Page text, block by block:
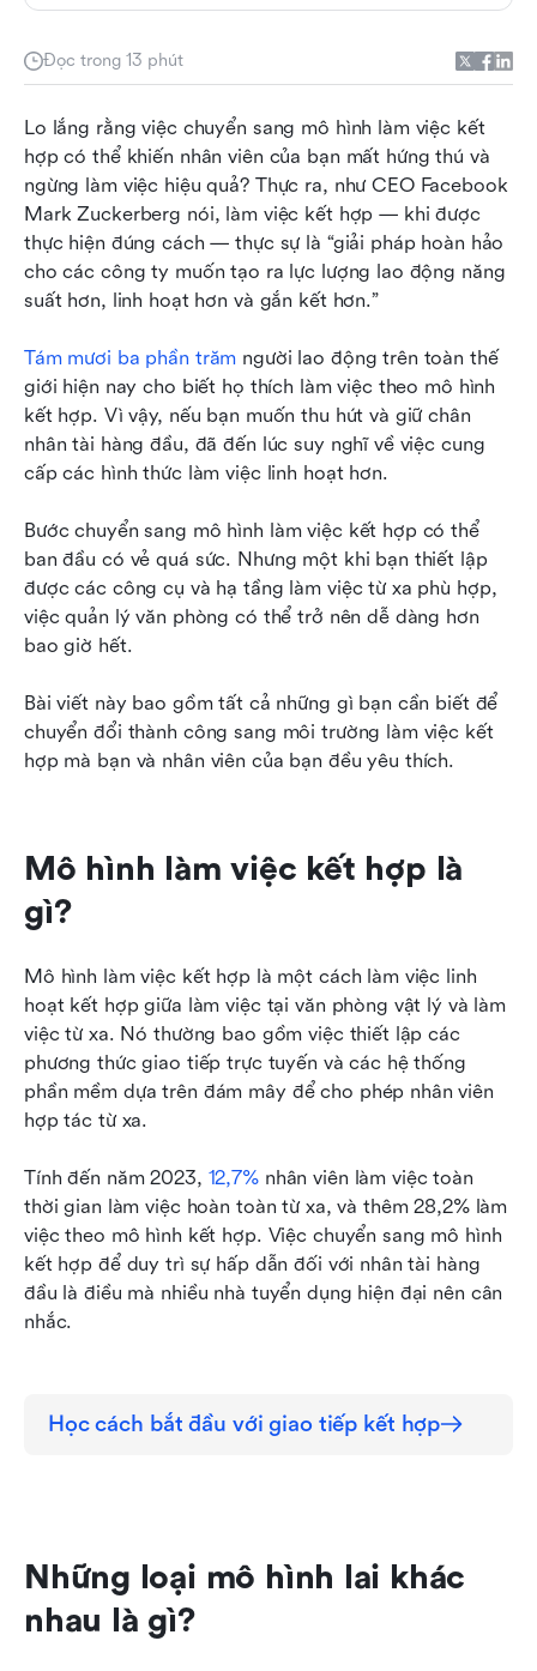
Đọc trong 13 phút
Lo lắng rằng việc chuyển sang mô hình làm việc kết
hợp có thể khiến nhân viên của bạn mất hứng thú và
ngừng làm việc hiệu quả? Thực ra, như CEO Facebook
Mark Zuckerberg nói, làm việc kết hợp — khi được
thực hiện đúng cách — thực sự là “giải pháp hoàn hảo
cho các công ty muốn tạo ra lực lượng lao động năng
suất hơn, linh hoạt hơn và gắn kết hơn.”
Tám mươi ba phần trăm người lao động trên toàn thế
giới hiện nay cho biết họ thích làm việc theo mô hình
kết hợp. Vì vậy, nếu bạn muốn thu hút và giữ chân
nhân tài hàng đầu, đã đến lúc suy nghĩ về việc cung
cấp các hình thức làm việc linh hoạt hơn.
Bước chuyển sang mô hình làm việc kết hợp có thể
ban đầu có vẻ quá sức. Nhưng một khi bạn thiết lập
được các công cụ và hạ tầng làm việc từ xa phù hợp,
việc quản lý văn phòng có thể trở nên dễ dàng hơn
bao giờ hết.
Bài viết này bao gồm tất cả những gì bạn cần biết để
chuyển đổi thành công sang môi trường làm việc kết
hợp mà bạn và nhân viên của bạn đều yêu thích.
Mô hình làm việc kết hợp là
gì?
Mô hình làm việc kết hợp là một cách làm việc linh
hoạt kết hợp giữa làm việc tại văn phòng vật lý và làm
việc từ xa. Nó thường bao gồm việc thiết lập các
phương thức giao tiếp trực tuyến và các hệ thống
phần mềm dựa trên đám mây để cho phép nhân viên
hợp tác từ xa.
Tính đến năm 2023, 12,7% nhân viên làm việc toàn
thời gian làm việc hoàn toàn từ xa, và thêm 28,2% làm
việc theo mô hình kết hợp. Việc chuyển sang mô hình
kết hợp để duy trì sự hấp dẫn đối với nhân tài hàng
đầu là điều mà nhiều nhà tuyển dụng hiện đại nên cân
nhắc.
Học cách bắt đầu với giao tiếp kết hợp
Những loại mô hình lai khác
nhau là gì?
Mô hình làm việc kết hợp là gì?
Những lợi ích của làm việc kết hợp đối với nhà
tuyển dụng và nhân viên là gì?
7 thực hành tốt nhất để triển khai và duy trì môi
trường làm việc kết hợp
5 mẹo lãnh đạo lực lượng lao động kết hợp
Mô hình làm việc kết hợp Câu hỏi thường gặp
Chọn mô hình làm việc kết hợp phù hợp với bạn